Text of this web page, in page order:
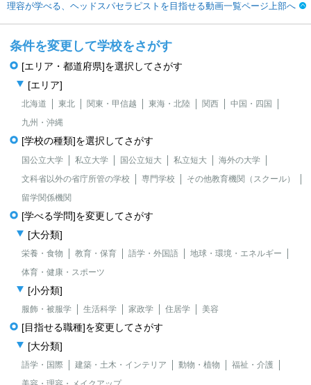
理容が学べる、ヘッドスパセラピストを目指せる動画一覧ページ上部へ
条件を変更して学校をさがす
[エリア・都道府県]を選択してさがす
[エリア]
北海道 東北 関東・甲信越 東海・北陸 関西
中国・四国
九州・沖縄
[学校の種類]を選択してさがす
国公立大学 私立大学 国公立短大 私立短大
海外の大学
文科省以外の省庁所管の学校
専門学校
その他教育機関（スクール）
留学関係機関
[学べる学問]を変更してさがす
[大分類]
栄養・食物 教育・保育 語学・外国語
地球・環境・エネルギー
体育・健康・スポーツ
[小分類]
服飾・被服学 生活科学 家政学 住居学 美容
[目指せる職種]を変更してさがす
[大分類]
語学・国際 建築・土木・インテリア 動物・植物
福祉・介護